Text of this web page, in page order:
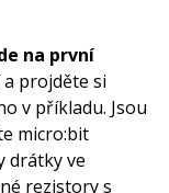
na první
projděte si
v příkladu. Jsou
micro:bit
drátky ve
rezistory s